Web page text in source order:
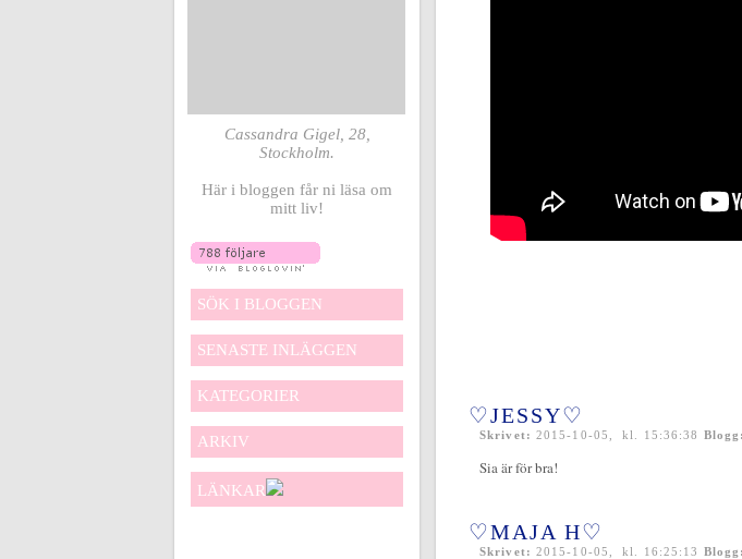
♡JESSY♡
Skrivet: 2015-10-05, kl. 15:36:38 Blogg:
Sia är för bra!
♡MAJA H♡
Skrivet: 2015-10-05, kl. 16:25:13 Blogg:
Cassandra Gigel, 28,
Stockholm.
Här i bloggen får ni läsa om
mitt liv!
SÖK I BLOGGEN
SENASTE INLÄGGEN
KATEGORIER
ARKIV
LÄNKAR